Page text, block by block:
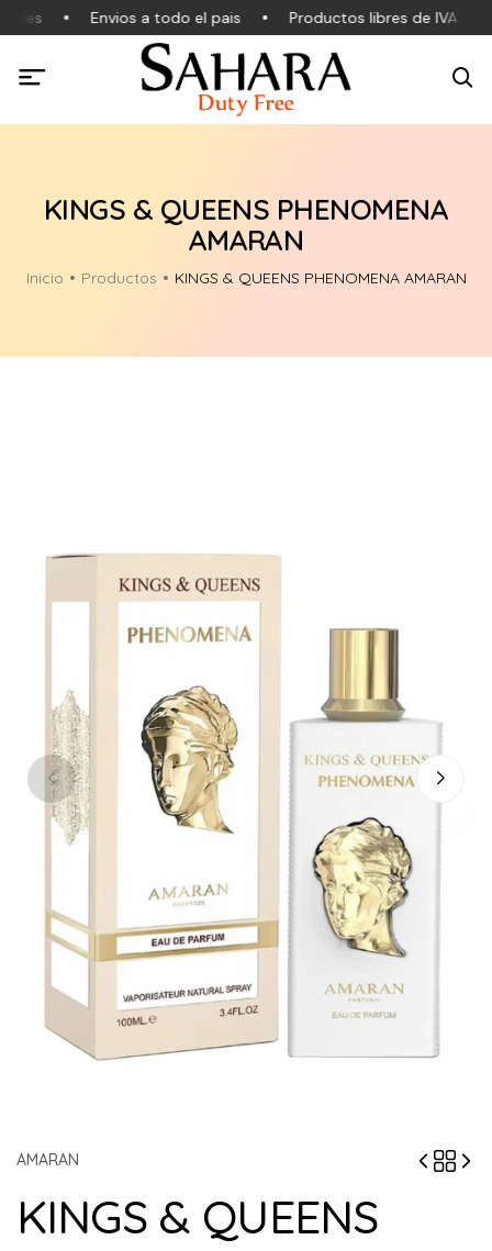
Envios a todo el pais Productos libres de IVA
KINGS & QUEENS PHENOMENA
AMARAN
Inicio Productos KINGS & QUEENS PHENOMENA AMARAN
AMARAN
KINGS & QUEENS